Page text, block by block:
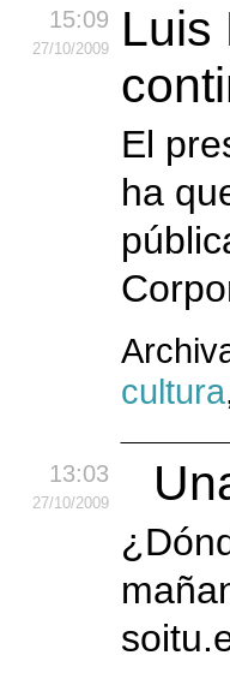
15:09
27/10/2009
Luis
El
ha
cultura
13:03
27/10/2009